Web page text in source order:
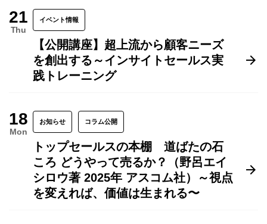
21
Thu
イベント情報
【公開講座】超上流から顧客ニーズ
を創出する～インサイトセールス実
践トレーニング
18
Mon
お知らせ コラム公開
トップセールスの本棚 道ばたの石
ころ どうやって売るか？（野呂エイ
シロウ著 2025年 アスコム社）～視点
を変えれば、価値は生まれる〜